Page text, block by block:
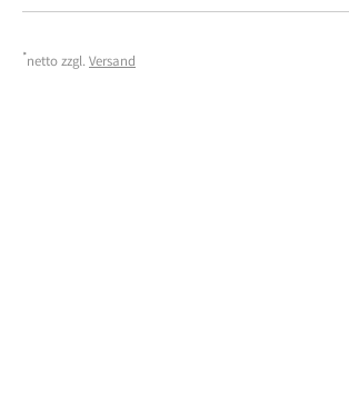
*netto zzgl. Versand